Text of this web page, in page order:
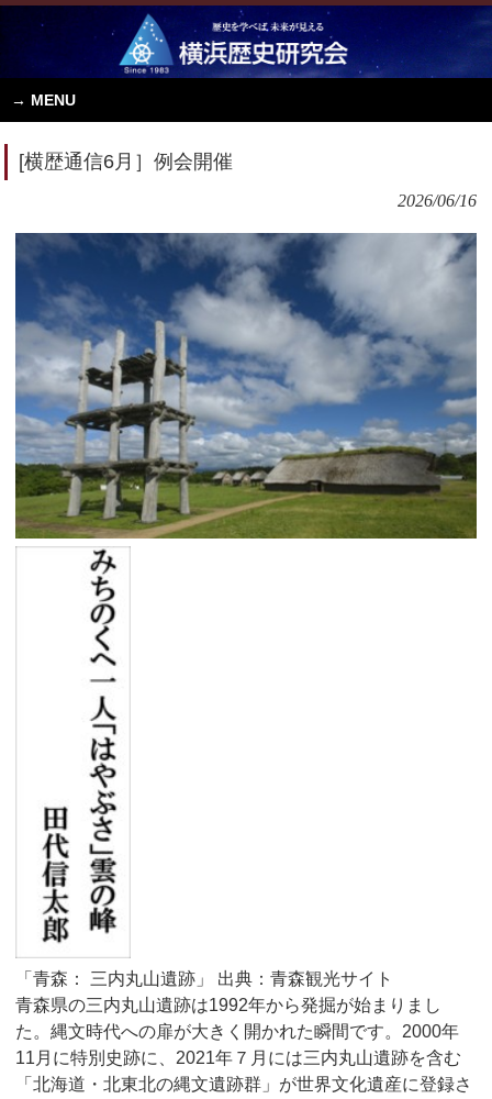
MENU
[横歴通信6月］例会開催
2026/06/16
「青森： 三内丸山遺跡」 出典：青森観光サイト
青森県の三内丸山遺跡は1992年から発掘が始まりまし
た。縄文時代への扉が大きく開かれた瞬間です。2000年
11月に特別史跡に、2021年７月には三内丸山遺跡を含む
「北海道・北東北の縄文遺跡群」が世界文化遺産に登録さ